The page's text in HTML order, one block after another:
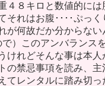
４８キロと数値的に
それはお腹････ぷっ
が何故だか分からな
）このアンバランス
けれどそんな事は本
の禁忌事項を読み、
てレンタルに踏み切っ